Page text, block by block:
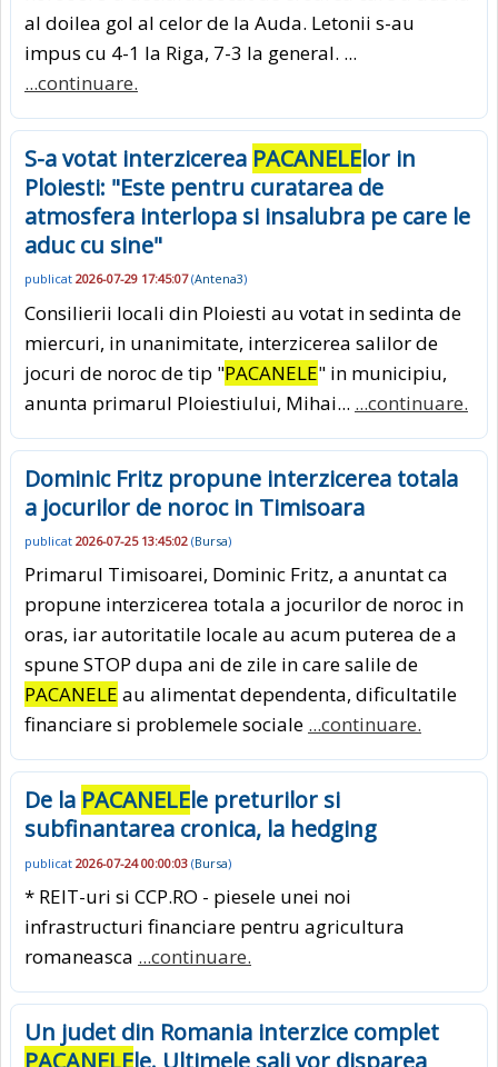
al doilea gol al celor de la Auda. Letonii s-au
impus cu 4-1 la Riga, 7-3 la general. ...
...continuare.
S-a votat interzicerea PACANELElor in
Ploiesti: "Este pentru curatarea de
atmosfera interlopa si insalubra pe care le
aduc cu sine"
publicat 2026-07-29 17:45:07(Antena3)
Consilierii locali din Ploiesti au votat in sedinta de
miercuri, in unanimitate, interzicerea salilor de
jocuri de noroc de tip "PACANELE" in municipiu,
anunta primarul Ploiestiului, Mihai... ...continuare.
Dominic Fritz propune interzicerea totala
a jocurilor de noroc in Timisoara
publicat 2026-07-25 13:45:02 (Bursa)
Primarul Timisoarei, Dominic Fritz, a anuntat ca
propune interzicerea totala a jocurilor de noroc in
oras, iar autoritatile locale au acum puterea de a
spune STOP dupa ani de zile in care salile de
PACANELE au alimentat dependenta, dificultatile
financiare si problemele sociale ...continuare.
De la PACANELEle preturilor si
subfinantarea cronica, la hedging
publicat 2026-07-24 00:00:03 (Bursa)
* REIT-uri si CCP.RO - piesele unei noi
infrastructuri financiare pentru agricultura
romaneasca ...continuare.
Un judet din Romania interzice complet
PACANELEle. Ultimele sali vor disparea